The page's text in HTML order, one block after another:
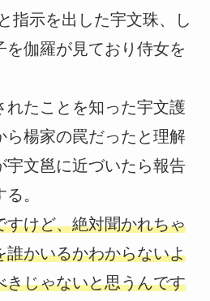
指示を出した宇文珠、し
を伽羅が見ており侍女を
れたことを知った宇文護
ら楊家の罠だったと理解
宇文邕に近づいたら報告
。
すけど、絶対聞かれちゃ
誰かいるかわからないよ
きじゃないと思うんです